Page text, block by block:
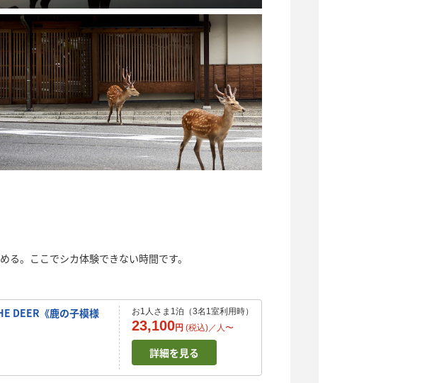
。ここでシカ体験できない時間です。
DEER《鹿の子模様
お1人さま1泊（3名1室利用時）
23,100円 (税込)／ 人〜
詳細を見る